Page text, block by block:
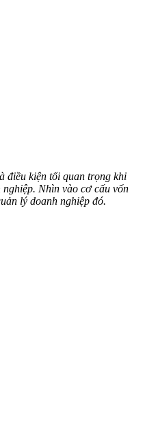
điều kiện tối quan trọng khi
Nhìn vào cơ cấu vốn
lý doanh nghiệp đó.